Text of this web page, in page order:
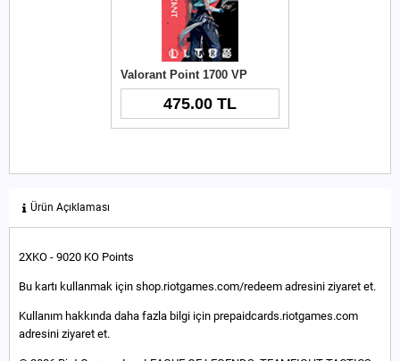
Valorant Point 1700 VP
475.00 TL
Ürün Açıklaması
2XKO - 9020 KO Points
Bu kartı kullanmak için shop.riotgames.com/redeem adresini ziyaret et.
Kullanım hakkında daha fazla bilgi için prepaidcards.riotgames.com
adresini ziyaret et.